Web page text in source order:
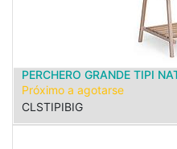
PERCHERO GRANDE TIPI
Próximo a agotarse
CLSTIPIBIG